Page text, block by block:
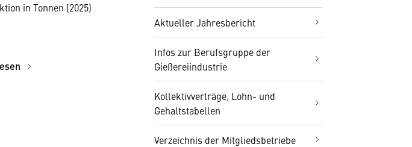
in Tonnen (2025)
Aktueller Jahresbericht
Infos zur Berufsgruppe der
Gießereiindustrie
Kollektivverträge, Lohn- und
Gehaltstabellen
Verzeichnis der Mitgliedsbetriebe